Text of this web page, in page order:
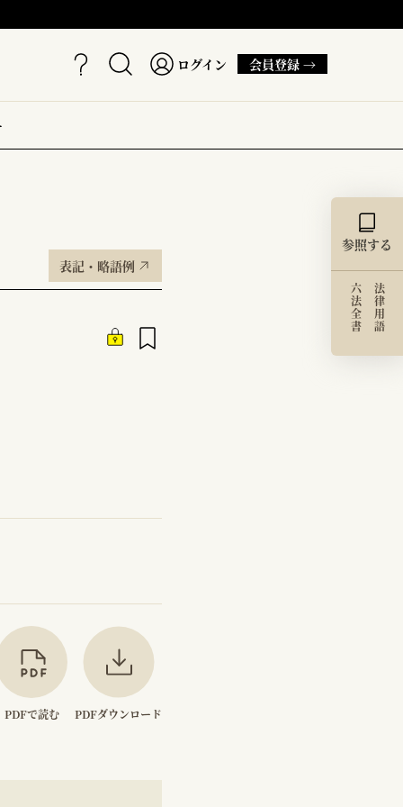
ログイン 会員登録 →
表記・略語例
PDFで読む PDFダウンロード
参照する
法律用語
六法全書